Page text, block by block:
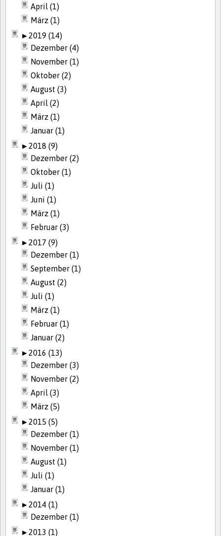
April (1)
März (1)
►2019 (14)
Dezember (4)
November (1)
Oktober (2)
August (3)
April (2)
März (1)
Januar (1)
►2018 (9)
Dezember (2)
Oktober (1)
Juli (1)
Juni (1)
März (1)
Februar (3)
►2017 (9)
Dezember (1)
September (1)
August (2)
Juli (1)
März (1)
Februar (1)
Januar (2)
►2016 (13)
Dezember (3)
November (2)
April (3)
März (5)
►2015 (5)
Dezember (1)
November (1)
August (1)
Juli (1)
Januar (1)
►2014 (1)
Dezember (1)
►2013 (1)